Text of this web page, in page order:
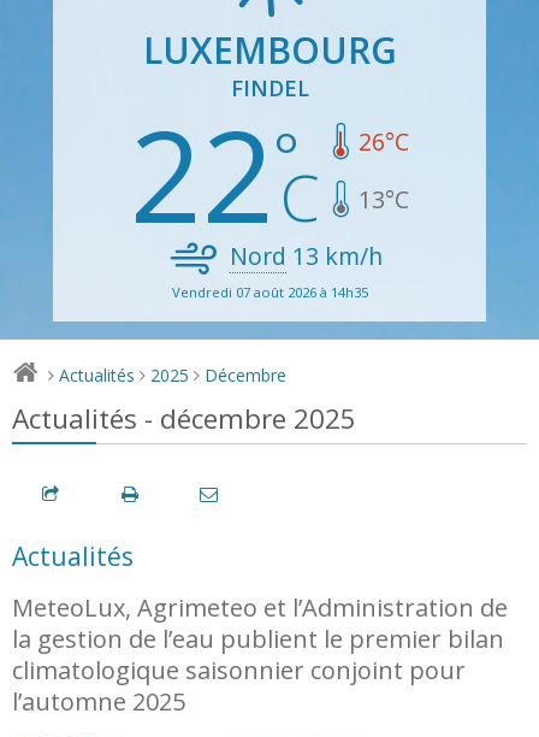
LUXEMBOURG
FINDEL
22 26°C
13°C
Nord 13 km/h
Vendredi 07 août 2026 à 14h35
> Actualités > 2025 > Décembre
Actualités - décembre 2025
Actualités
MeteoLux, Agrimeteo et l’Administration de
la gestion de l’eau publient le premier bilan
climatologique saisonnier conjoint pour
l’automne 2025